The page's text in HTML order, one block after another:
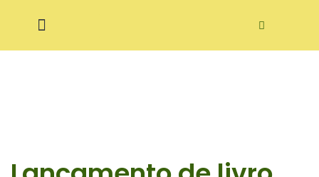
para